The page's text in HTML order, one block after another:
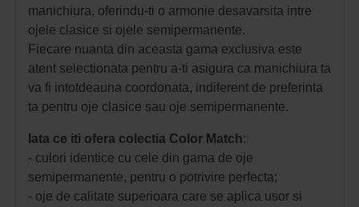
manichiura, oferindu-ti o armonie desavarsita intre
ojele clasice si ojele semipermanente.
Fiecare nuanta din aceasta gama exclusiva este
atent selectionata pentru a-ti asigura ca manichiura ta
va fi intotdeauna coordonata, indiferent de preferinta
ta pentru oje clasice sau oje semipermanente.
Iata ce iti ofera colectia Color Match:
- culori identice cu cele din gama de oje
semipermanente, pentru o potrivire perfecta;
- oje de calitate superioara care se aplica usor si